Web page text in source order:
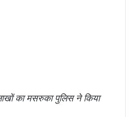
का मसरुका पुलिस ने किया